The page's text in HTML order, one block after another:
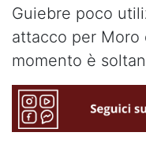
Guiebre poco
attacco per Moro
momento è